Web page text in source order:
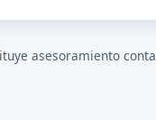
asesoramiento